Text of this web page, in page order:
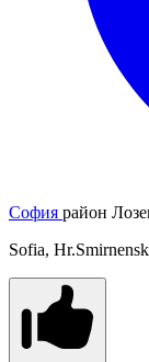
София район
Sofia,